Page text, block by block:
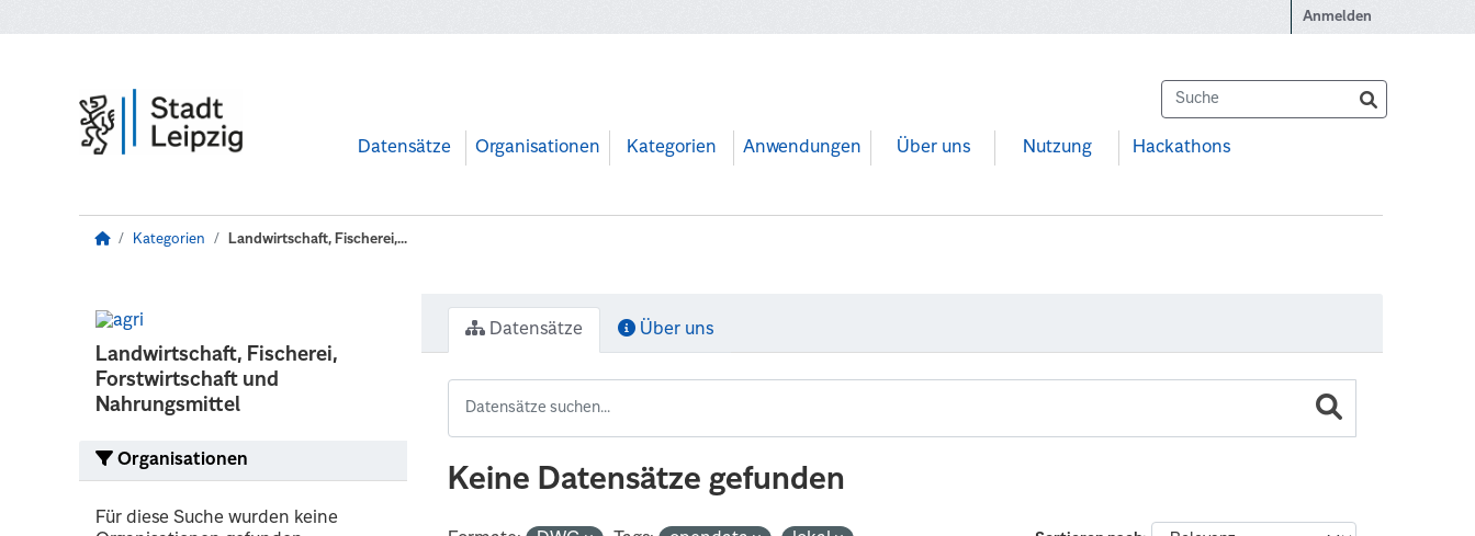
Anmelden
Datensätze Organisationen Kategorien Anwendungen Über uns Nutzung Hackathons
Kategorien Landwirtschaft, Fischerei,...
Landwirtschaft, Fischerei,
Forstwirtschaft und
Nahrungsmittel
Organisationen
Für diese Suche wurden keine
Datensätze Über uns
Keine Datensätze gefunden